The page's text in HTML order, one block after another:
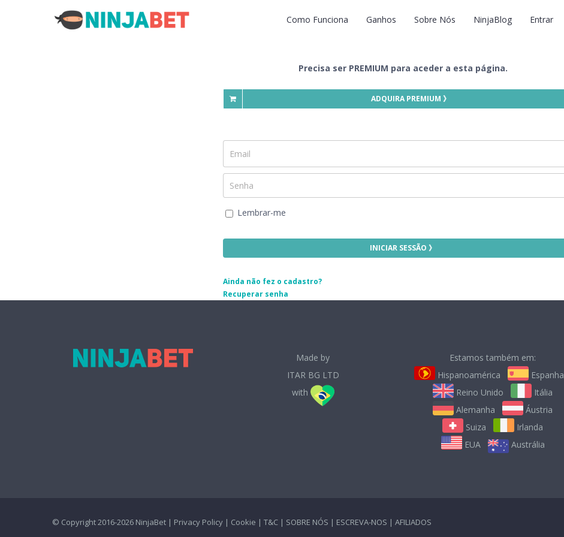
Como Funciona Ganhos Sobre Nós NinjaBlog Entrar
Precisa ser PREMIUM para aceder a esta página.
ADQUIRA PREMIUM 》
Lembrar-me
Ainda não fez o cadastro?
Recuperar senha
Made by
ITAR BG LTD
with
Estamos também em:
Hispanoamérica
Espanha
Reino Unido
Itália
Alemanha
Áustria
Suiza
Irlanda
EUA
Austrália
© Copyright 2016-2026 NinjaBet | Privacy Policy | Cookie | T&C | SOBRE NÓS | ESCREVA-NOS | AFILIADOS